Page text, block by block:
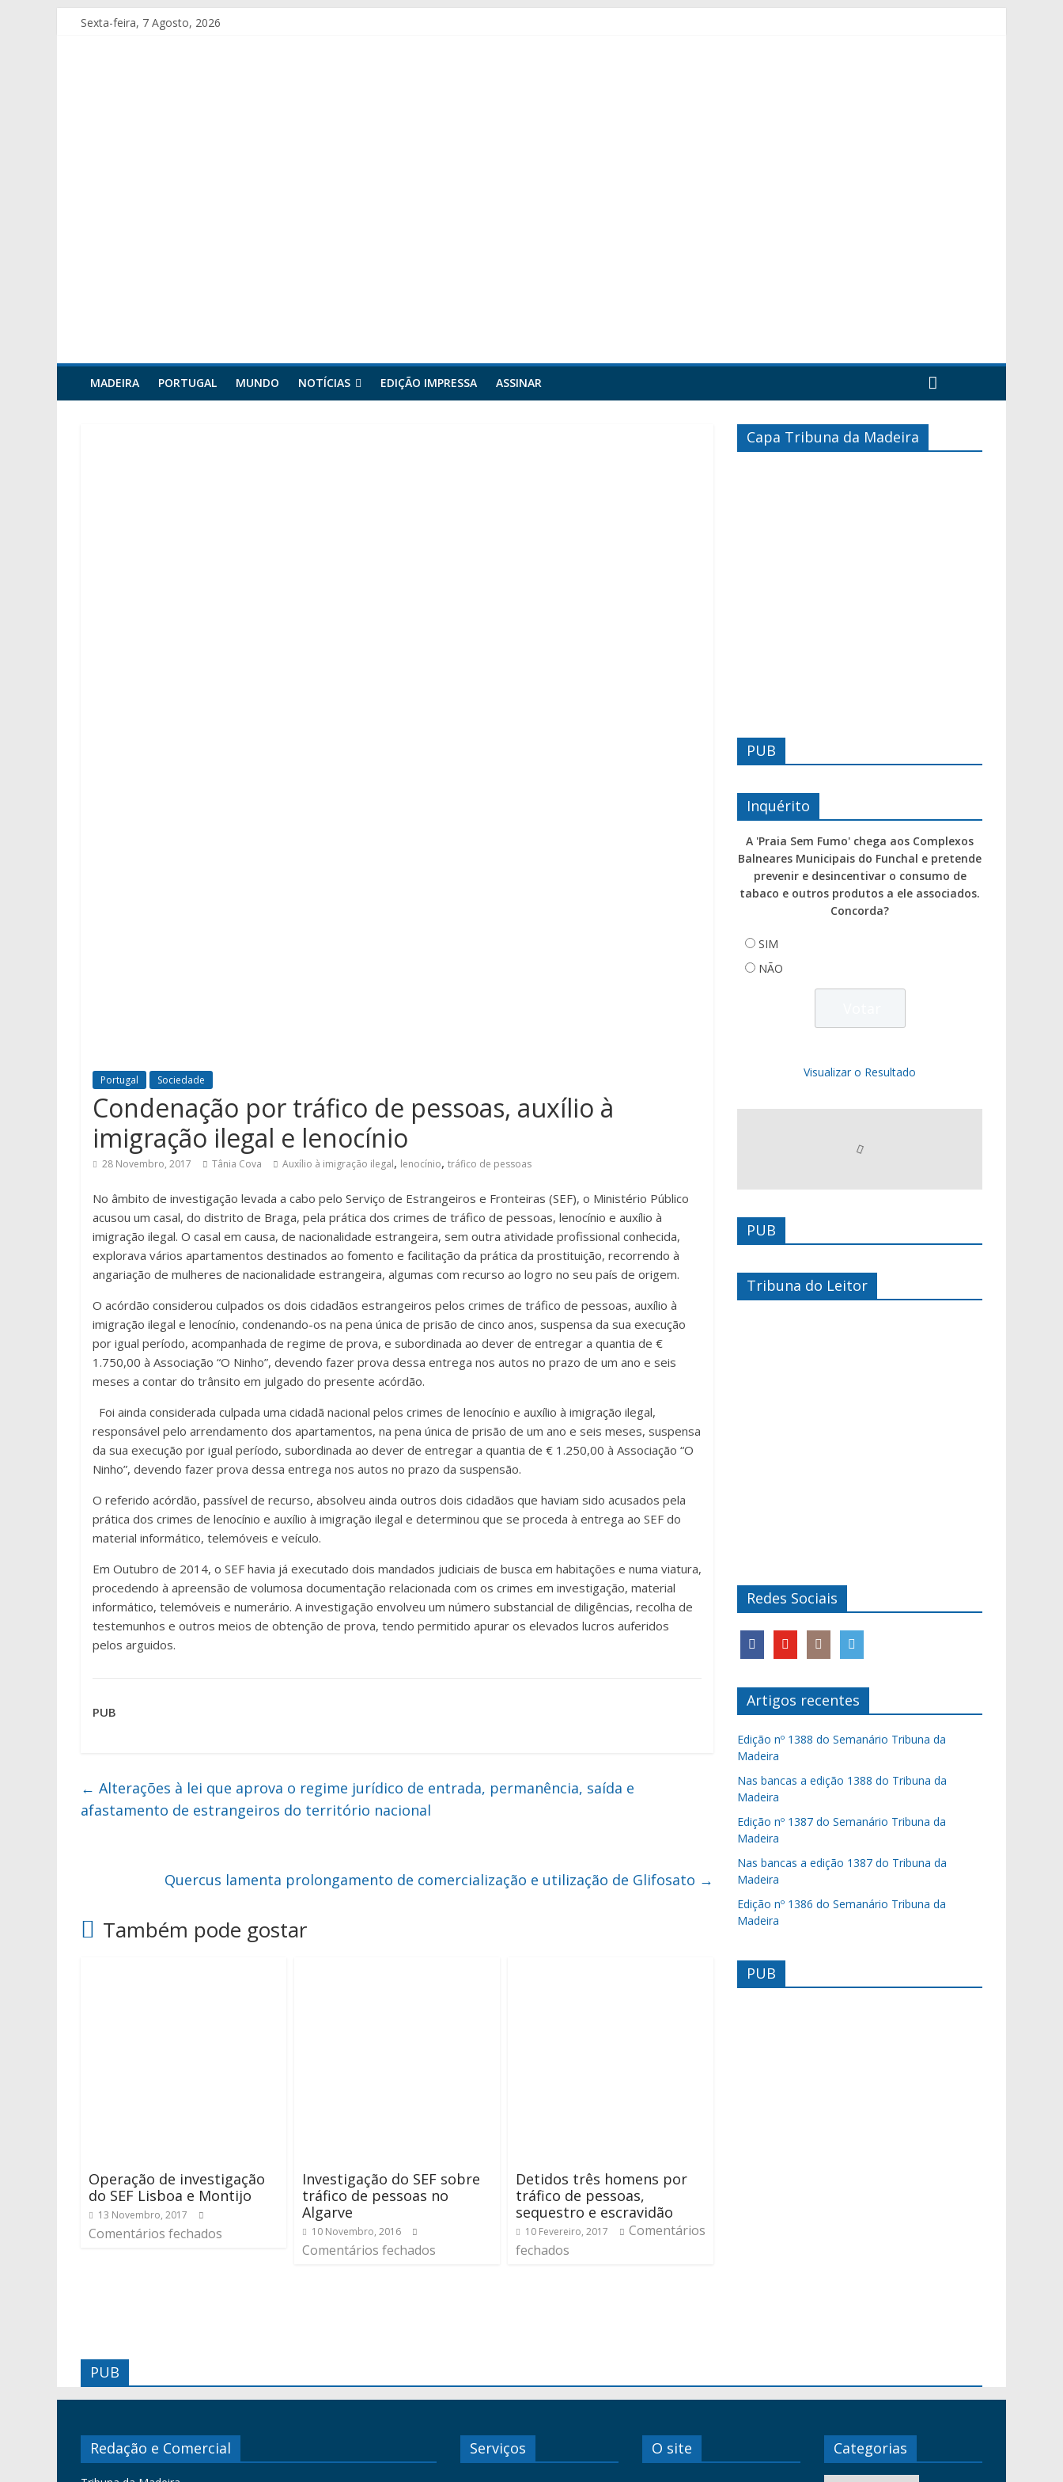
Sexta-feira, 7 Agosto, 2026
MADEIRA PORTUGAL MUNDO NOTÍCIAS EDIÇÃO IMPRESSA ASSINAR
Portugal Sociedade
Condenação por tráfico de pessoas, auxílio à
imigração ilegal e lenocínio
28 Novembro, 2017 Tânia Cova Auxílio à imigração ilegal, lenocínio, tráfico de pessoas
No âmbito de investigação levada a cabo pelo Serviço de Estrangeiros e Fronteiras (SEF), o Ministério Público
acusou um casal, do distrito de Braga, pela prática dos crimes de tráfico de pessoas, lenocínio e auxílio à
imigração ilegal. O casal em causa, de nacionalidade estrangeira, sem outra atividade profissional conhecida,
explorava vários apartamentos destinados ao fomento e facilitação da prática da prostituição, recorrendo à
angariação de mulheres de nacionalidade estrangeira, algumas com recurso ao logro no seu país de origem.
O acórdão considerou culpados os dois cidadãos estrangeiros pelos crimes de tráfico de pessoas, auxílio à
imigração ilegal e lenocínio, condenando-os na pena única de prisão de cinco anos, suspensa da sua execução
por igual período, acompanhada de regime de prova, e subordinada ao dever de entregar a quantia de €
1.750,00 à Associação “O Ninho”, devendo fazer prova dessa entrega nos autos no prazo de um ano e seis
meses a contar do trânsito em julgado do presente acórdão.
Foi ainda considerada culpada uma cidadã nacional pelos crimes de lenocínio e auxílio à imigração ilegal,
responsável pelo arrendamento dos apartamentos, na pena única de prisão de um ano e seis meses, suspensa
da sua execução por igual período, subordinada ao dever de entregar a quantia de € 1.250,00 à Associação “O
Ninho”, devendo fazer prova dessa entrega nos autos no prazo da suspensão.
O referido acórdão, passível de recurso, absolveu ainda outros dois cidadãos que haviam sido acusados pela
prática dos crimes de lenocínio e auxílio à imigração ilegal e determinou que se proceda à entrega ao SEF do
material informático, telemóveis e veículo.
Em Outubro de 2014, o SEF havia já executado dois mandados judiciais de busca em habitações e numa viatura,
procedendo à apreensão de volumosa documentação relacionada com os crimes em investigação, material
informático, telemóveis e numerário. A investigação envolveu um número substancial de diligências, recolha de
testemunhos e outros meios de obtenção de prova, tendo permitido apurar os elevados lucros auferidos
pelos arguidos.
PUB
← Alterações à lei que aprova o regime jurídico de entrada, permanência, saída e
afastamento de estrangeiros do território nacional
Quercus lamenta prolongamento de comercialização e utilização de Glifosato →
Também pode gostar
Operação de investigação
do SEF Lisboa e Montijo
13 Novembro, 2017
Comentários fechados
Investigação do SEF sobre
tráfico de pessoas no
Algarve
10 Novembro, 2016
Comentários fechados
Detidos três homens por
tráfico de pessoas,
sequestro e escravidão
10 Fevereiro, 2017
Comentários
fechados
Capa Tribuna da Madeira
PUB
Inquérito
A 'Praia Sem Fumo' chega aos Complexos
Balneares Municipais do Funchal e pretende
prevenir e desincentivar o consumo de
tabaco e outros produtos a ele associados.
Concorda?
SIM
NÃO
Visualizar o Resultado
PUB
Tribuna do Leitor
Redes Sociais
Artigos recentes
Edição nº 1388 do Semanário Tribuna da
Madeira
Nas bancas a edição 1388 do Tribuna da
Madeira
Edição nº 1387 do Semanário Tribuna da
Madeira
Nas bancas a edição 1387 do Tribuna da
Madeira
Edição nº 1386 do Semanário Tribuna da
Madeira
PUB
PUB
Redação e Comercial Serviços O site Categorias